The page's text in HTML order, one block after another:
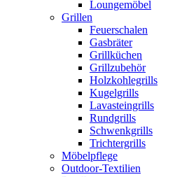
Loungemöbel
Grillen
Feuerschalen
Gasbräter
Grillküchen
Grillzubehör
Holzkohlegrills
Kugelgrills
Lavasteingrills
Rundgrills
Schwenkgrills
Trichtergrills
Möbelpflege
Outdoor-Textilien